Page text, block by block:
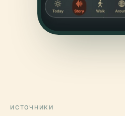
ИСТОЧНИКИ